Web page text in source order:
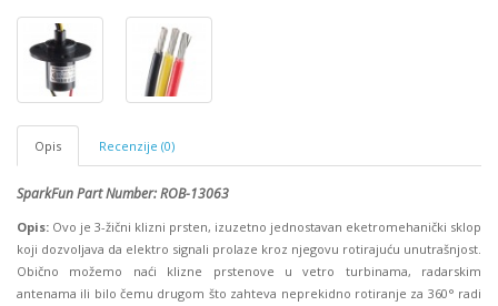
Opis Recenzije (0)
SparkFun Part Number: ROB-13063
Opis: Ovo je 3-žični klizni prsten, izuzetno jednostavan eketromehanički sklop
koji dozvoljava da elektro signali prolaze kroz njegovu rotirajuću unutrašnjost.
Obično možemo naći klizne prstenove u vetro turbinama, radarskim
antenama ili bilo čemu drugom što zahteva neprekidno rotiranje za 360° radi